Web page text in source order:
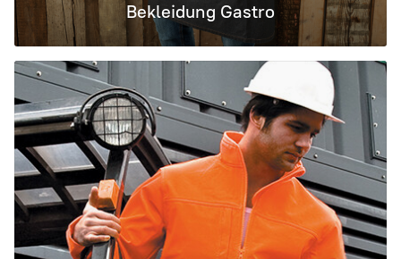
Bekleidung Gastro